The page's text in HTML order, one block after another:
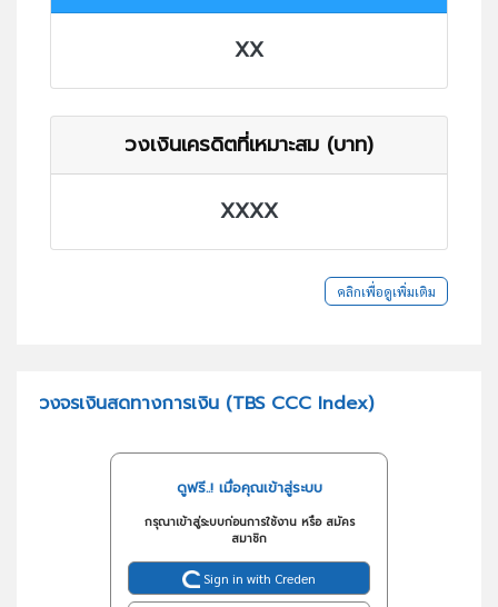
XX
วงเงินเครดิตที่เหมาะสม (บาท)
XXXX
คลิกเพื่อดูเพิ่มเติม
วงจรเงินสดทางการเงิน (TBS CCC Index)
ดูฟรี..! เมื่อคุณเข้าสู่ระบบ
กรุณาเข้าสู่ระบบก่อนการใช้งาน หรือ สมัคร
สมาชิก
Sign in with Creden